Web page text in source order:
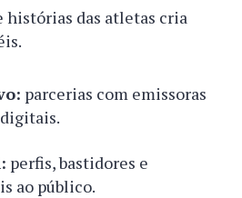
das atletas cria
parcerias com emissoras
perfis, bastidores e
ao público.